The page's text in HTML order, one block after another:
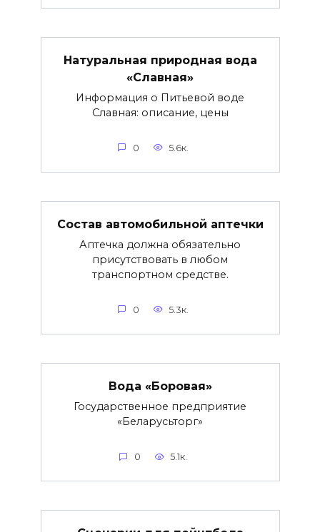
Натуральная природная вода
«Славная»
Информация о Питьевой воде
Славная: описание, цены
0 5.6к.
Состав автомобильной аптечки
Аптечка должна обязательно
присутствовать в любом
транспортном средстве.
0 5.3к.
Вода «Боровая»
Государственное предприятие
«Беларусьторг»
0 5.1к.